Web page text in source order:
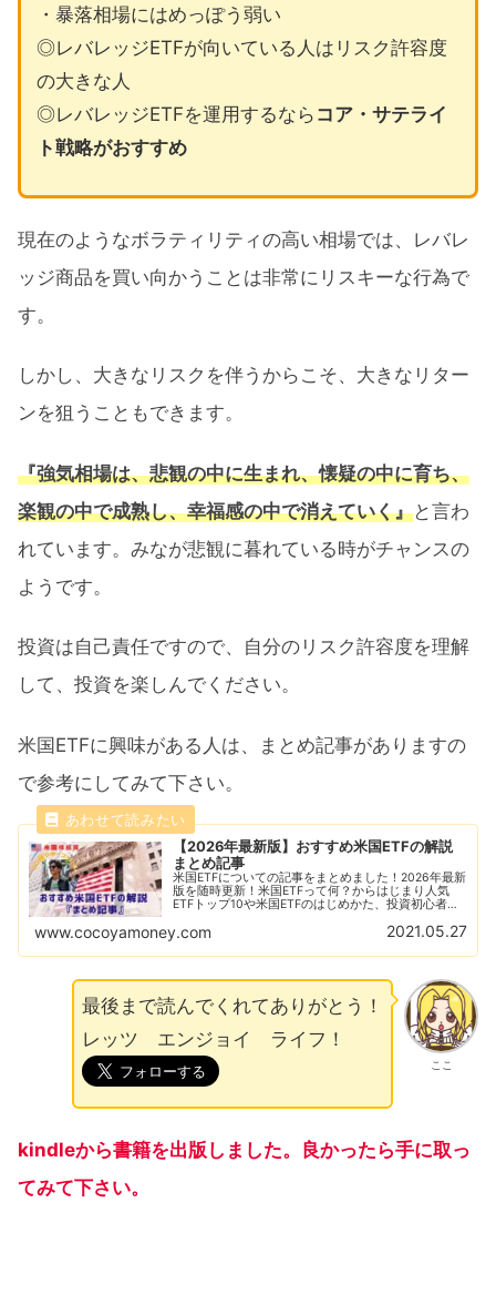
・暴落相場にはめっぽう弱い
◎レバレッジETFが向いている人はリスク許容度
の大きな人
◎レバレッジETFを運用するなら コア・サテライ
ト戦略がおすすめ
現在のようなボラティリティの高い相場では、レバレ
ッジ商品を買い向かうことは非常にリスキーな行為で
す。
しかし、大きなリスクを伴うからこそ、大きなリター
ンを狙うこともできます。
『強気相場は、悲観の中に生まれ、懐疑の中に育ち、
楽観の中で成熟し、幸福感の中で消えていく』と言わ
れています。みなが悲観に暮れている時がチャンスの
ようです。
投資は自己責任ですので、自分のリスク許容度を理解
して、投資を楽しんでください。
米国ETFに興味がある人は、まとめ記事がありますの
で参考にしてみて下さい。
【2026年最新版】おすすめ米国ETFの解説
まとめ記事
米国ETFについての記事をまとめました！2026年最新
版を随時更新！米国ETFって何？からはじまり人気
ETFトップ10や米国ETFのはじめかた、投資初心者に
比較解説も随時更新！
www.cocoyamoney.com 2021.05.27
ここ
最後まで読んでくれてありがとう！
レッツ エンジョイ ライフ！
kindleから書籍を出版しました。良かったら手に取っ
てみて下さい。